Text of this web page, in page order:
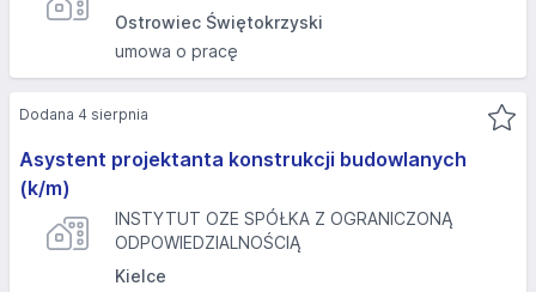
Ostrowiec Świętokrzyski
umowa o pracę
Asystent projektanta konstrukcji budowlanych
(k/m)
INSTYTUT OZE SPÓŁKA Z OGRANICZONĄ
ODPOWIEDZIALNOŚCIĄ
Kielce
Dodana 4 sierpnia